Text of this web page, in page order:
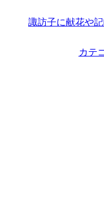
諏訪子に献花や
カテ